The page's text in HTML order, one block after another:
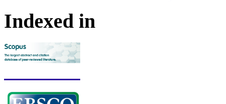
Indexed in